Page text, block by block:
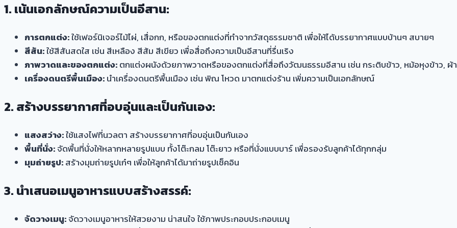
1. เน้นเอกลักษณ์ความเป็นอีสาน:
การตกแต่ง:ใช้เฟอร์นิเจอร์ไม้ไผ่, เสื่อกก, หรือของตกแต่งที่ทำจากวัสดุธรรมชาติ เพื่อให้ได้บรรยากาศแบบบ้านๆ สบายๆ
สีสัน:ใช้สีสันสดใส เช่น สีเหลือง สีส้ม สีเขียว เพื่อสื่อถึงความเป็นอีสานที่รื่นเริง
ภาพวาดและของตกแต่ง:ตกแต่งผนังด้วยภาพวาดหรือของตกแต่งที่สื่อถึงวัฒนธรรมอีสาน เช่น กระติบข้าว, หม้อหุงข้าว, ผ้
เครื่องดนตรีพื้นเมือง:นำเครื่องดนตรีพื้นเมือง เช่น พิณ โหวด มาตกแต่งร้าน เพิ่มความเป็นเอกลักษณ์
2. สร้างบรรยากาศที่อบอุ่นและเป็นกันเอง:
แสงสว่าง:ใช้แสงไฟที่นวลตา สร้างบรรยากาศที่อบอุ่นเป็นกันเอง
พื้นที่นั่ง:จัดพื้นที่นั่งให้หลากหลายรูปแบบ ทั้งโต๊ะกลม โต๊ะยาว หรือที่นั่งแบบบาร์ เพื่อรองรับลูกค้าได้ทุกกลุ่ม
มุมถ่ายรูป:สร้างมุมถ่ายรูปเก๋ๆ เพื่อให้ลูกค้าได้มาถ่ายรูปเช็คอิน
3. นำเสนอเมนูอาหารแบบสร้างสรรค์:
จัดวางเมนู:จัดวางเมนูอาหารให้สวยงาม น่าสนใจ ใช้ภาพประกอบประกอบเมนู